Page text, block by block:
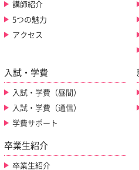
講師紹介
5つの魅力
アクセス
入試・学費
入試・学費（昼間）
入試・学費（通信）
学費サポート
卒業生紹介
卒業生紹介